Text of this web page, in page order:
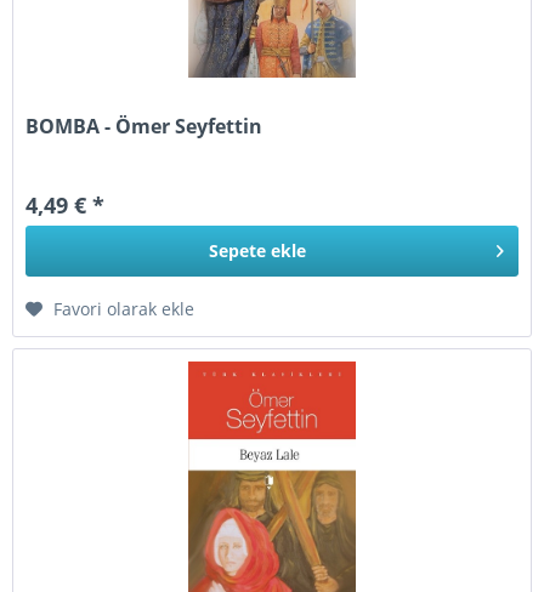
BOMBA - Ömer Seyfettin
4,49 € *
Sepete ekle
Favori olarak ekle